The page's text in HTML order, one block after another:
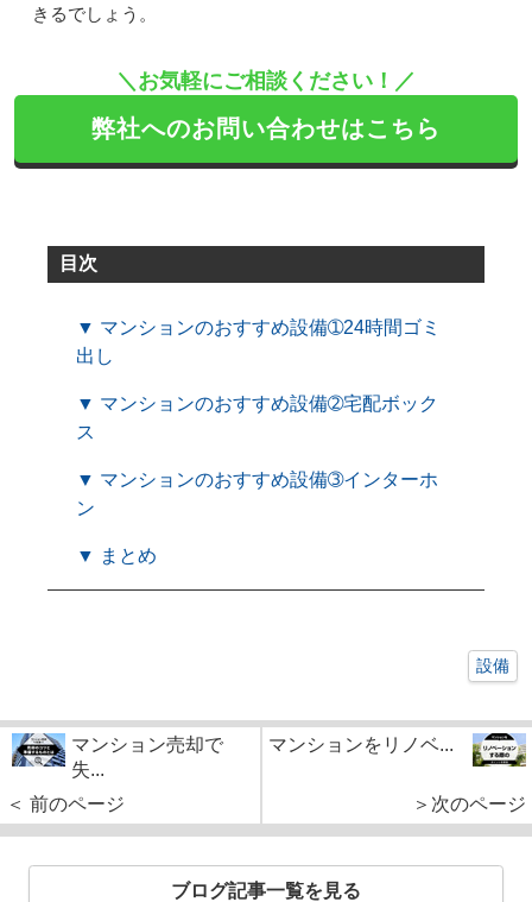
きるでしょう。
＼お気軽にご相談ください！／
弊社へのお問い合わせはこちら
目次
▼ マンションのおすすめ設備➀24時間ゴミ
出し
▼ マンションのおすすめ設備➁宅配ボック
ス
▼ マンションのおすすめ設備➂インターホ
ン
▼ まとめ
設備
マンション売却で
失...
＜ 前のページ
マンションをリノベ...
＞次のページ
ブログ記事一覧を見る